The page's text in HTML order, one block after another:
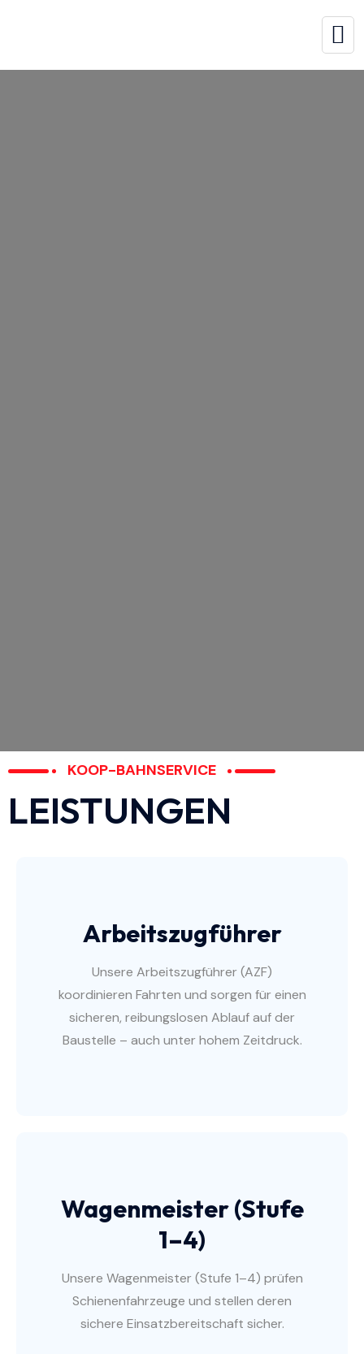
KOOP-BAHNSERVICE
LEISTUNGEN
Arbeitszugführer
Unsere Arbeitszugführer (AZF)
koordinieren Fahrten und sorgen für einen
sicheren, reibungslosen Ablauf auf der
Baustelle – auch unter hohem Zeitdruck.
Wagenmeister (Stufe
1–4)
Unsere Wagenmeister (Stufe 1–4) prüfen
Schienenfahrzeuge und stellen deren
sichere Einsatzbereitschaft sicher.